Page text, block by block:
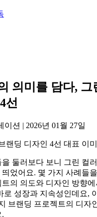
의미를 담다, 그
선
이션 | 2026년 01월 27일
둘러보다 보니 그린 컬
었어요. 몇 가지 사례들
의 의도와 디자인 방향
로 성장과 지속성인데요,
브랜딩 프로젝트의 디자
.